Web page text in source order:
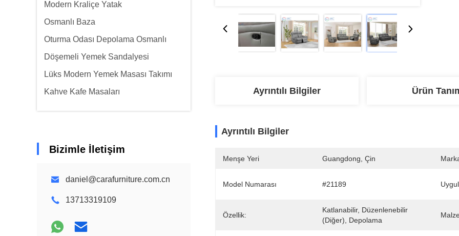
Modern Kraliçe Yatak
Osmanlı Baza
Oturma Odası Depolama Osmanlı
Döşemeli Yemek Sandalyesi
Lüks Modern Yemek Masası Takımı
Kahve Kafe Masaları
Bizimle İletişim
daniel@carafurniture.com.cn
13713319109
Ayrıntılı Bilgiler Ürün
Ayrıntılı Bilgiler
Menşe Yeri Guangdong, Çin
Model Numarası #21189
Özellik:
Katlanabilir, Düzenlenebilir
(diğer), Depolama